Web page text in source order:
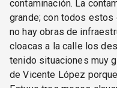
contaminación. La
grande; con todos
no hay obras de
cloacas a la calle los
tenido situaciones muy
de Vicente López